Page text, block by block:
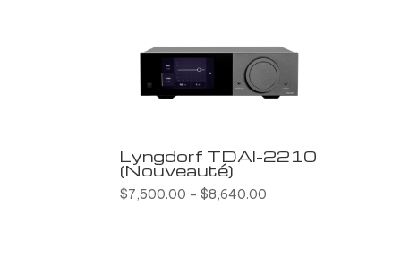
Lyngdorf TDAI-2210
(Nouveauté)
$7,500.00 –$8,640.00